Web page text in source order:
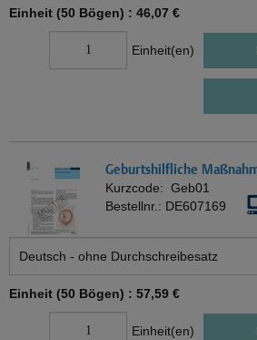
Einheit (50 Bögen) : 46,07 €
Einheit(en)
Geburtshilfliche
Kurzcode: Geb01
Bestellnr.: DE607169
Einheit (50 Bögen) : 57,59 €
Einheit(en)